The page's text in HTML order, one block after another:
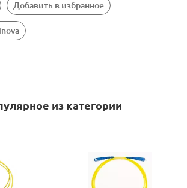
Добавить в избранное
из категории